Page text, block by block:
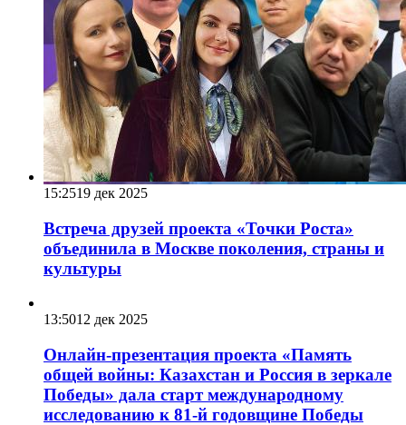
15:2519 дек 2025
Встреча друзей проекта «Точки Роста»
объединила в Москве поколения, страны и
культуры
13:5012 дек 2025
Онлайн-презентация проекта «Память
общей войны: Казахстан и Россия в зеркале
Победы» дала старт международному
исследованию к 81-й годовщине Победы